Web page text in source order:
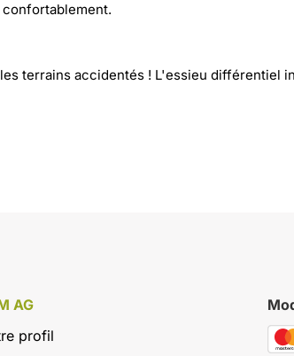
terrains accidentés ! L'essieu différentiel
AG
profil